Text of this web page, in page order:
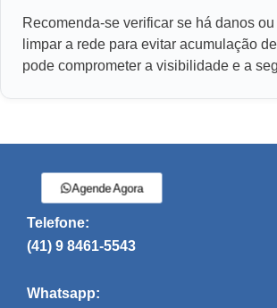
Recomenda-se verificar se há danos
limpar a rede para evitar acumulação
pode comprometer a visibilidade e a
Agende Agora
Telefone:
(41) 9 8461-5543
Whatsapp: